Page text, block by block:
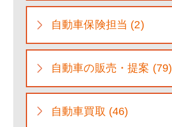
自動車保険担当 (2)
自動車の販売・提案 (79)
自動車買取 (46)